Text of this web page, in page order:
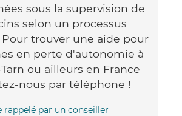
sous la supervision de
selon un processus
trouver une aide pour
en perte d'autonomie à
ou ailleurs en France
nous par téléphone !
rappelé par un conseiller